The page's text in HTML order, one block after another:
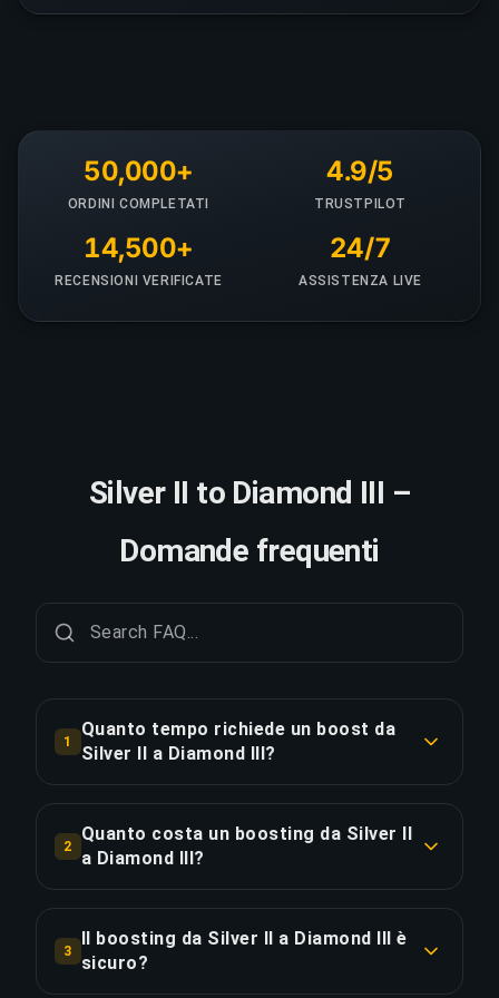
50,000+
ORDINI COMPLETATI
4.9/5
TRUSTPILOT
14,500+
RECENSIONI VERIFICATE
24/7
ASSISTENZA LIVE
Silver II to Diamond III –
Domande frequenti
1
Quanto tempo richiede un boost da
Silver II a Diamond III?
tipicamente 1-2 giorni. Con Ordine Prioritario, la
consegna è circa il 25% più veloce.
2
Quanto costa un boosting da Silver II
a Diamond III?
€32.86 per l'opzione standard. L'Ordine Prioritario
costa €39.43, mentre il Pacchetto Completo con
3
Il boosting da Silver II a Diamond III è
sicuro?